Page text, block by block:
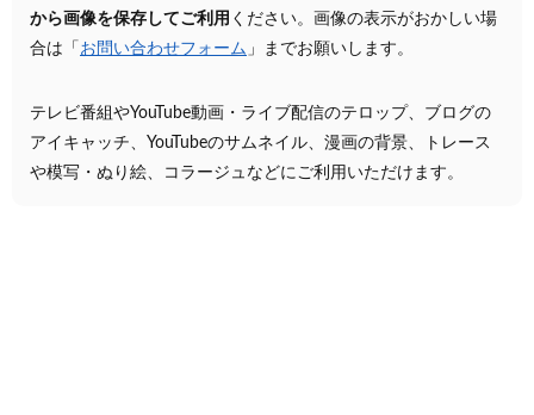
から画像を保存してご利用 ください。画像の表示がおかしい場
合は「 お問い合わせフォーム 」までお願いします。
テレビ番組やYouTube動画・ライブ配信のテロップ、ブログの
アイキャッチ、YouTubeのサムネイル、漫画の背景、トレース
や模写・ぬり絵、コラージュなどにご利用いただけます。